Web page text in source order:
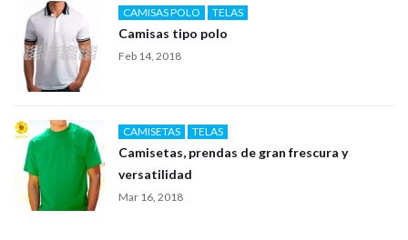
CAMISAS POLO TELAS
Camisas tipo polo
Feb 14, 2018
CAMISETAS TELAS
Camisetas, prendas de gran frescura y
versatilidad
Mar 16, 2018